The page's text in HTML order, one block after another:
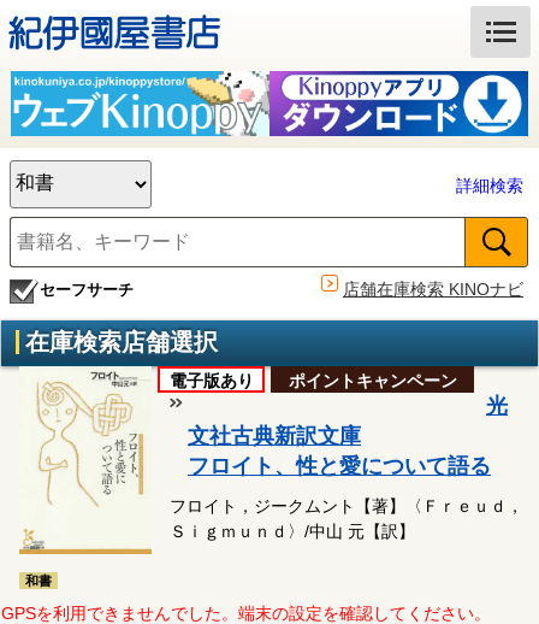
詳細検索
セーフサーチ 店舗在庫検索 KINOナビ
在庫検索店舗選択
和書
電子版あり ポイントキャンペーン
光
文社古典新訳文庫
フロイト、性と愛について語る
フロイト，ジークムント【著】〈Ｆｒｅｕｄ，
Ｓｉｇｍｕｎｄ〉/中山 元【訳】
GPSを利用できませんでした。端末の設定を確認してください。